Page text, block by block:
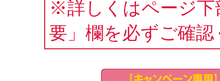
※詳しくはページ下
要」欄を必ずご確